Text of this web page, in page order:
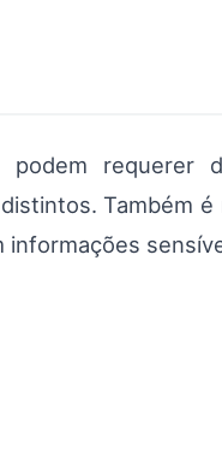
requerer
Também
informações